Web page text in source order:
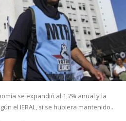
se expandió al 1,7% anual y la
el IERAL, si se hubiera mantenido...